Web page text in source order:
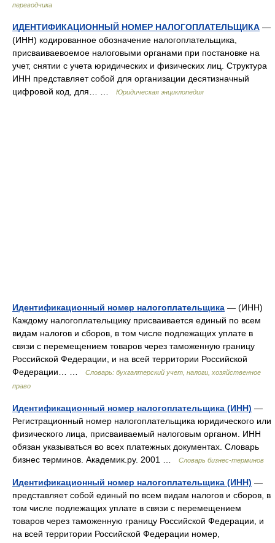
переводчика
ИДЕНТИФИКАЦИОННЫЙ НОМЕР НАЛОГОПЛАТЕЛЬЩИКА —
(ИНН) кодированное обозначение налогоплательщика,
присваиваевоемое налоговыми органами при постановке на
учет, снятии с учета юридических и физических лиц. Структура
ИНН представляет собой для организации десятизначный
цифровой код, для… …
Юридическая энциклопедия
Идентификационный номер налогоплательщика — (ИНН)
Каждому налогоплательщику присваивается единый по всем
видам налогов и сборов, в том числе подлежащих уплате в
связи с перемещением товаров через таможенную границу
Российской Федерации, и на всей территории Российской
Федерации… …
Словарь: бухгалтерский учет, налоги, хозяйственное
право
Идентификационный номер налогоплательщика (ИНН) —
Регистрационный номер налогоплательщика юридического или
физического лица, присваиваемый налоговым органом. ИНН
обязан указываться во всех платежных документах. Словарь
бизнес терминов. Академик.ру. 2001 …
Словарь бизнес-терминов
Идентификационный номер налогоплательщика (ИНН) —
представляет собой единый по всем видам налогов и сборов, в
том числе подлежащих уплате в связи с перемещением
товаров через таможенную границу Российской Федерации, и
на всей территории Российской Федерации номер,